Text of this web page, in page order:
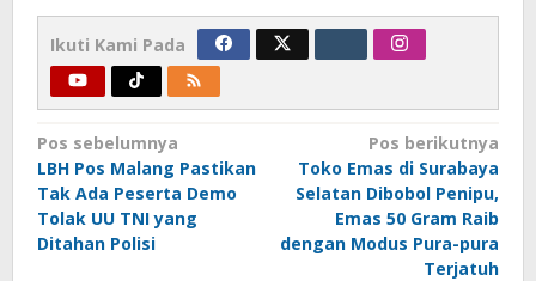
Ikuti Kami Pada
Navigasi
pos
Pos sebelumnya
LBH Pos Malang Pastikan
Tak Ada Peserta Demo
Tolak UU TNI yang
Ditahan Polisi
Pos berikutnya
Toko Emas di Surabaya
Selatan Dibobol Penipu,
Emas 50 Gram Raib
dengan Modus Pura-pura
Terjatuh